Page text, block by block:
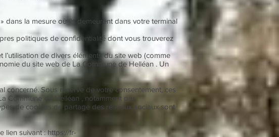
dans la mesure où ils demeurent dans votre terminal
politiques de confidentialité dont vous trouverez
de divers éléments du site web (comme
du site web de La Commune de Helléan . Un
concerné. Sous réserve de votre consentement, ces
Commune de Helléan , notamment par
de cookies de partage des réseaux sociaux sont
lien suivant :https://fr-